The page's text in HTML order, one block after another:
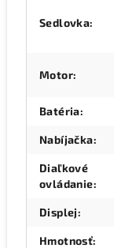
Sedlovka:
Motor:
Batéria:
Nabíjačka:
Diaľkové
ovládanie:
Displej:
Hmotnosť: